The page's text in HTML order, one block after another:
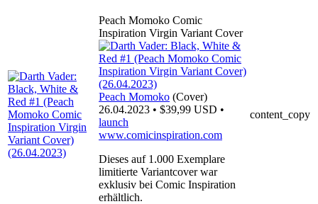
Peach Momoko Comic
Inspiration Virgin Variant Cover
Peach Momoko (Cover)
26.04.2023 • $39,99 USD •
launch
www.comicinspiration.com
Dieses auf 1.000 Exemplare
limitierte Variantcover war
exklusiv bei Comic Inspiration
erhältlich.
content_copy